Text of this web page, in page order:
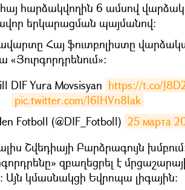
հարձակվողին 6 ամսով
երկարացման պայմանով։
Հայ ֆուտբոլիստը
«Յուրգորդրենում»:
DIF Yura Movsisyan https://t.co/
pic.twitter.com/l6lHVn8lak
Fotboll (@DIF_Fotboll) 25 марта
Շվեդիայի Բարձրագույն
զբաղեցրել է
Այն կմասնակցի Եվրոպա լիգային: